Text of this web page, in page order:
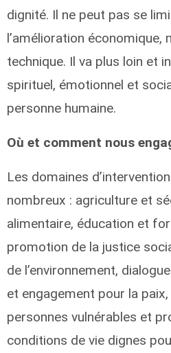
dignité. Il ne peut pas se
l’amélioration économique,
technique. Il va plus loin et
spirituel, émotionnel et
personne humaine.
Où et comment nous
Les domaines
nombreux : agriculture et
alimentaire, éducation et
promotion de la justice
de l’environnement,
et engagement pour la
personnes vulnérables et
conditions de vie dignes